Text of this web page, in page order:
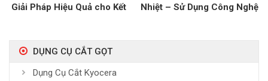
Giải Pháp Hiệu Quả cho Kết
Nhiệt – Sử Dụng Công Nghệ
DỤNG CỤ CẮT GỌT
Dụng Cụ Cắt Kyocera